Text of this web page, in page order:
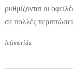
ρυθμίζονται οι
σε πολλές
Iefimerida